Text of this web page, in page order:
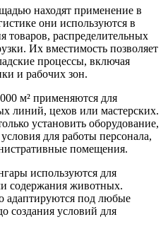
находят применение в
они используются в
товаров, распределительных
Их вместимость позволяет
процессы, включая
и рабочих зон.
м² применяются для
линий, цехов или мастерских.
установить оборудование,
для работы персонала,
помещения.
используются для
содержания животных.
адаптируются под любые
создания условий для